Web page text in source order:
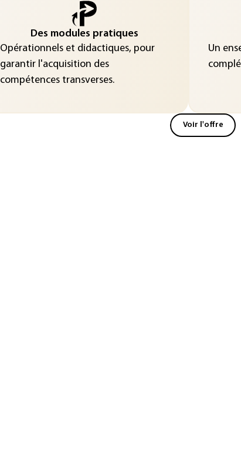
Des modules pratiques
Opérationnels et didactiques, pour
garantir l'acquisition des
compétences transverses.
Un
Voir l'offre